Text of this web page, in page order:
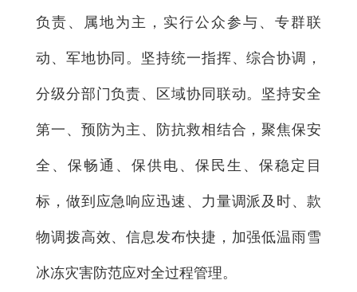
负责、属地为主，实行公众参与、专群联
动、军地协同。坚持统一指挥、综合协调，
分级分部门负责、区域协同联动。坚持安全
第一、预防为主、防抗救相结合，聚焦保安
全、保畅通、保供电、保民生、保稳定目
标，做到应急响应迅速、力量调派及时、款
物调拨高效、信息发布快捷，加强低温雨雪
冰冻灾害防范应对全过程管理。